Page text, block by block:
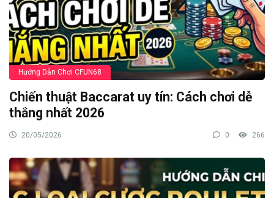
Hướng Dẫn Chơi CFUN68
Chiến thuật Baccarat uy tín: Cách chơi dễ
thắng nhất 2026
20/05/2026 0 266